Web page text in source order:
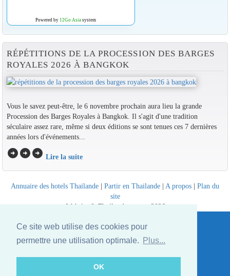
Ce site web utilise des cookies pour
permettre une utilisation optimale.
Plus...
OK
Powered by 12Go Asiasystem
RÉPÉTITIONS DE LA PROCESSION DES BARGES
ROYALES 2026 À BANGKOK
Vous le savez peut-être, le 6 novembre prochain aura lieu la grande
Procession des Barges Royales à Bangkok. Il s'agit d'une tradition
séculaire assez rare, même si deux éditions se sont tenues ces 7 dernières
années lors d'événements...
arrow_circle_rightarrow_circle_rightarrow_circle_right Lire la suite
Annuaire des hotels Thailande | Partir en Thailande | A propos | Plan du
site
Website © Thailandee.com - 2026